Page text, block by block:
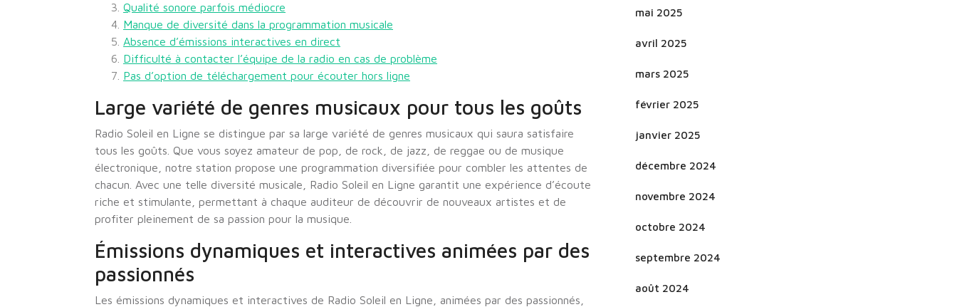
Qualité sonore parfois médiocre
Manque de diversité dans la programmation musicale
Absence d’émissions interactives en direct
Difficulté à contacter l’équipe de la radio en cas de problème
Pas d’option de téléchargement pour écouter hors ligne
Large variété de genres musicaux pour tous les goûts
Radio Soleil en Ligne se distingue par sa large variété de genres musicaux qui saura satisfaire
tous les goûts. Que vous soyez amateur de pop, de rock, de jazz, de reggae ou de musique
électronique, notre station propose une programmation diversifiée pour combler les attentes de
chacun. Avec une telle diversité musicale, Radio Soleil en Ligne garantit une expérience d’écoute
riche et stimulante, permettant à chaque auditeur de découvrir de nouveaux artistes et de
profiter pleinement de sa passion pour la musique.
Émissions dynamiques et interactives animées par des
passionnés
Les émissions dynamiques et interactives de Radio Soleil en Ligne, animées par des passionnés,
mai 2025
avril 2025
mars 2025
février 2025
janvier 2025
décembre 2024
novembre 2024
octobre 2024
septembre 2024
août 2024